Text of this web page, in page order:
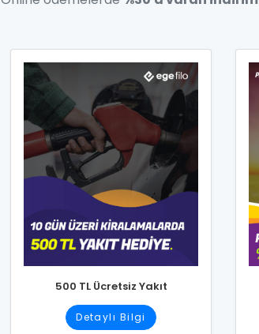
500 TL Ücretsiz Yakıt
Detaylı Bilgi